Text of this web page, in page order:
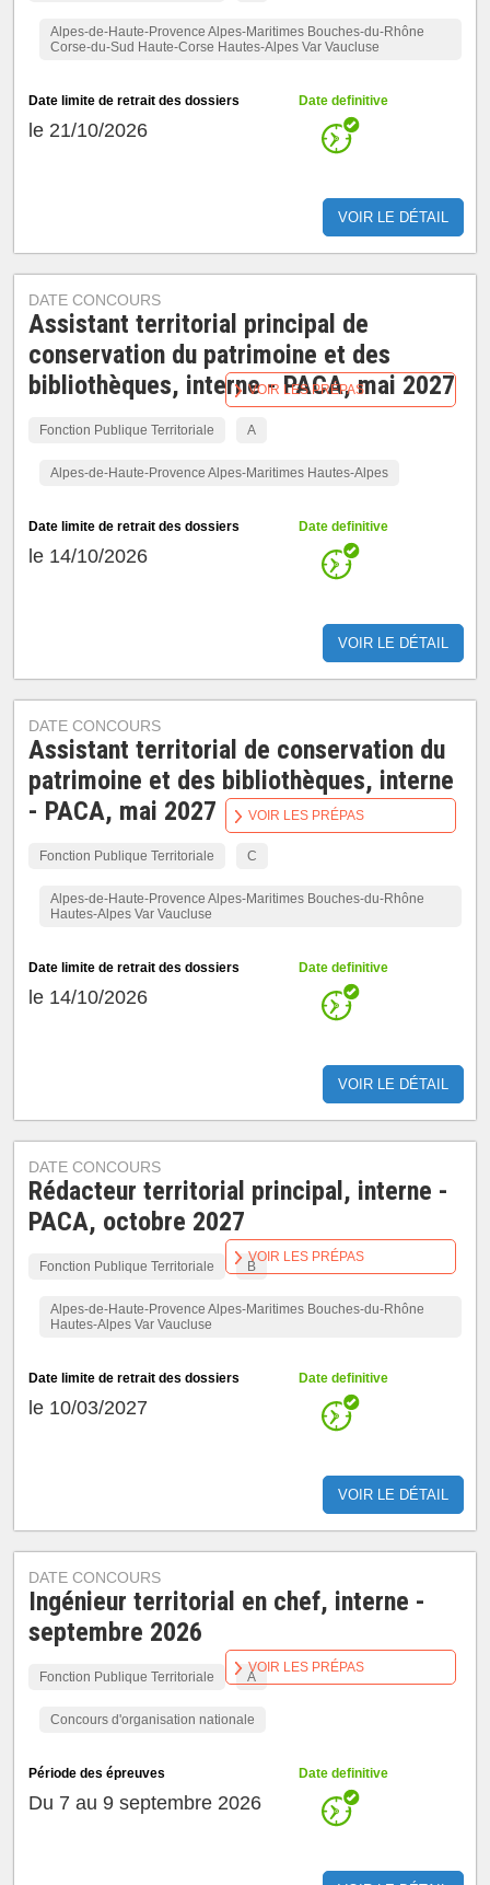
Alpes-de-Haute-Provence Alpes-Maritimes Bouches-du-Rhône
Corse-du-Sud Haute-Corse Hautes-Alpes Var Vaucluse
Date limite de retrait des dossiers
le 21/10/2026
Date definitive
VOIR LE DÉTAIL
DATE CONCOURS
Assistant territorial principal de
conservation du patrimoine et des
bibliothèques, interne - PACA, mai 2027
Fonction Publique Territoriale A
Alpes-de-Haute-Provence Alpes-Maritimes Hautes-Alpes
Date limite de retrait des dossiers
le 14/10/2026
Date definitive
VOIR LE DÉTAIL
VOIR LES PRÉPAS
DATE CONCOURS
Assistant territorial de conservation du
patrimoine et des bibliothèques, interne
- PACA, mai 2027
Fonction Publique Territoriale C
Alpes-de-Haute-Provence Alpes-Maritimes Bouches-du-Rhône
Hautes-Alpes Var Vaucluse
Date limite de retrait des dossiers
le 14/10/2026
Date definitive
VOIR LE DÉTAIL
VOIR LES PRÉPAS
DATE CONCOURS
Rédacteur territorial principal, interne -
PACA, octobre 2027
Fonction Publique Territoriale B
Alpes-de-Haute-Provence Alpes-Maritimes Bouches-du-Rhône
Hautes-Alpes Var Vaucluse
Date limite de retrait des dossiers
le 10/03/2027
Date definitive
VOIR LE DÉTAIL
VOIR LES PRÉPAS
DATE CONCOURS
Ingénieur territorial en chef, interne -
septembre 2026
Fonction Publique Territoriale A
Concours d'organisation nationale
Période des épreuves
Du 7 au 9 septembre 2026
Date definitive
VOIR LES PRÉPAS